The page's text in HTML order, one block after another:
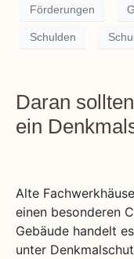
Förderungen
Schulden
Daran
ein
Alte
einen besonderen
Gebäude handelt
unter